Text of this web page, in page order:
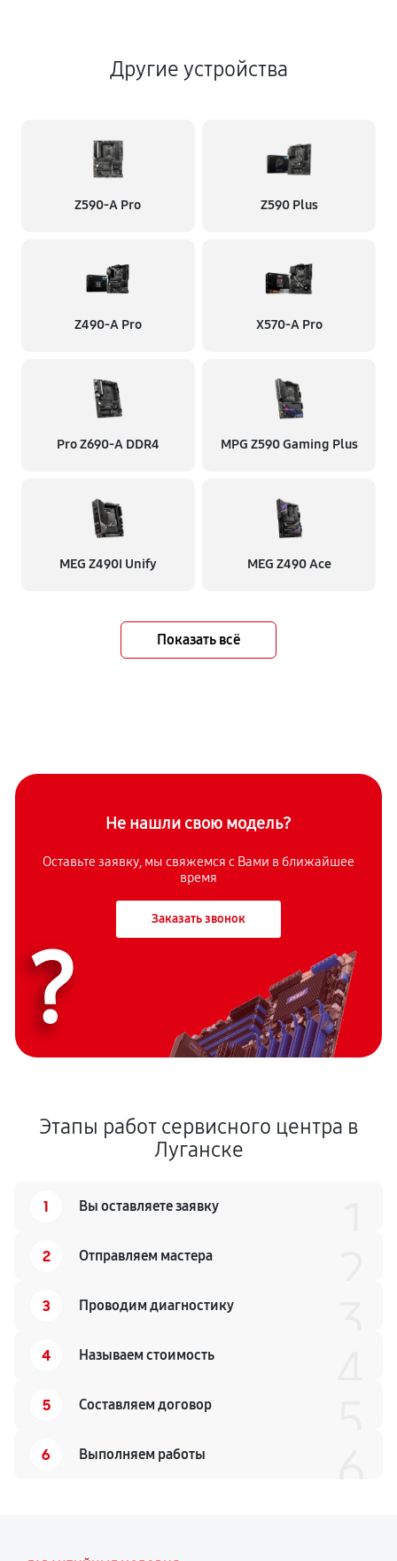
Другие устройства
Z590-A Pro Z590 Plus
Z490-A Pro X570-A Pro
Pro Z690-A DDR4 MPG Z590 Gaming Plus
MEG Z490I Unify MEG Z490 Ace
Показать всё
Не нашли свою модель?
Оставьте заявку, мы свяжемся с Вами в ближайшее
время
Заказать звонок
?
Этапы работ сервисного центра в
Луганске
1 Вы оставляете заявку
2 Отправляем мастера
3 Проводим диагностику
4 Называем стоимость
5 Составляем договор
6 Выполняем работы